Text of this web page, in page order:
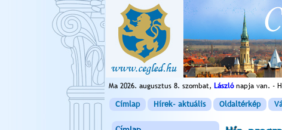
Ma 2026. augusztus 8. szombat, Lászlónapja van. -
Címlap Hírek- aktuális Oldaltérkép